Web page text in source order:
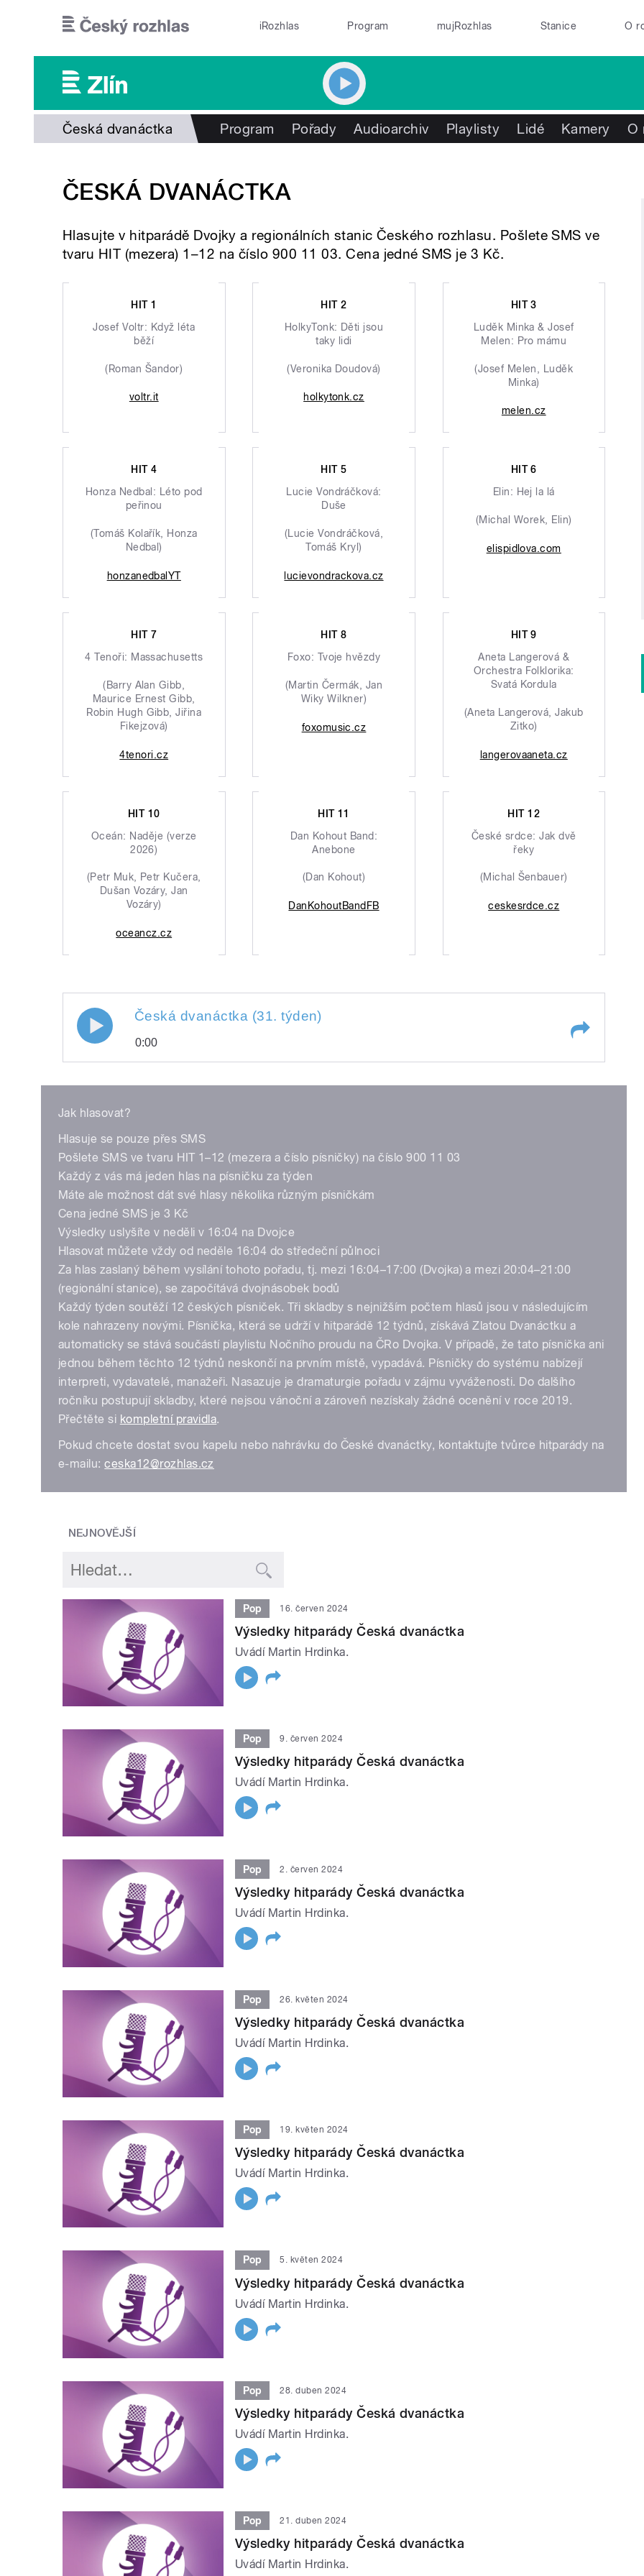
iRozhlas Program mujRozhlas Stanice O
Česká dvanáctka Program Pořady Audioarchiv Playlisty Lidé Kamery O
ČESKÁ DVANÁCTKA
Hlasujte v hitparádě Dvojky a regionálních stanic Českého rozhlasu. Pošlete SMS ve
tvaru HIT (mezera) 1–12 na číslo 900 11 03. Cena jedné SMS je 3 Kč.
HIT 1
Josef Voltr: Když léta
běží
(Roman Šandor)
voltr.it
HIT 2
HolkyTonk: Děti jsou
taky lidi
(Veronika Doudová)
holkytonk.cz
HIT 3
Luděk Minka & Josef
Melen: Pro mámu
(Josef Melen, Luděk
Minka)
melen.cz
HIT 4
Honza Nedbal: Léto pod
peřinou
(Tomáš Kolařík, Honza
Nedbal)
honzanedbalYT
HIT 5
Lucie Vondráčková:
Duše
(Lucie Vondráčková,
Tomáš Kryl)
lucievondrackova.cz
HIT 6
Elin: Hej la lá
(Michal Worek, Elin)
elispidlova.com
HIT 7
4 Tenoři: Massachusetts
(Barry Alan Gibb,
Maurice Ernest Gibb,
Robin Hugh Gibb, Jiřina
Fikejzová)
4tenori.cz
HIT 8
Foxo: Tvoje hvězdy
(Martin Čermák, Jan
Wiky Wilkner)
foxomusic.cz
HIT 9
Aneta Langerová &
Orchestra Folklorika:
Svatá Kordula
(Aneta Langerová, Jakub
Zitko)
langerovaaneta.cz
HIT 10
Oceán: Naděje (verze
2026)
(Petr Muk, Petr Kučera,
Dušan Vozáry, Jan
Vozáry)
oceancz.cz
HIT 11
Dan Kohout Band:
Anebone
(Dan Kohout)
DanKohoutBandFB
HIT 12
České srdce: Jak dvě
řeky
(Michal Šenbauer)
ceskesrdce.cz
pause
Česká dvanáctka (31. týden)
0:00
Jak hlasovat?
Hlasuje se pouze přes SMS
Pošlete SMS ve tvaru HIT 1–12 (mezera a číslo písničky) na číslo 900 11 03
Každý z vás má jeden hlas na písničku za týden
Máte ale možnost dát své hlasy několika různým písničkám
Cena jedné SMS je 3 Kč
Výsledky uslyšíte v neděli v 16:04 na Dvojce
Hlasovat můžete vždy od neděle 16:04 do středeční půlnoci
Za hlas zaslaný během vysílání tohoto pořadu, tj. mezi 16:04–17:00 (Dvojka) a mezi 20:04–21:00
(regionální stanice), se započítává dvojnásobek bodů
Každý týden soutěží 12 českých písniček. Tři skladby s nejnižším počtem hlasů jsou v následujícím
kole nahrazeny novými. Písnička, která se udrží v hitparádě 12 týdnů, získává Zlatou Dvanáctku a
automaticky se stává součástí playlistu Nočního proudu na ČRo Dvojka. V případě, že tato písnička ani
jednou během těchto 12 týdnů neskončí na prvním místě, vypadává. Písničky do systému nabízejí
interpreti, vydavatelé, manažeři. Nasazuje je dramaturgie pořadu v zájmu vyváženosti. Do dalšího
ročníku postupují skladby, které nejsou vánoční a zároveň nezískaly žádné ocenění v roce 2019.
Přečtěte si kompletní pravidla.
Pokud chcete dostat svou kapelu nebo nahrávku do České dvanáctky, kontaktujte tvůrce hitparády na
e-mailu:ceska12@rozhlas.cz
NEJNOVĚJŠÍ
Pop 16. červen 2024
Výsledky hitparády Česká dvanáctka
Uvádí Martin Hrdinka.
Pop 9. červen 2024
Výsledky hitparády Česká dvanáctka
Uvádí Martin Hrdinka.
Pop 2. červen 2024
Výsledky hitparády Česká dvanáctka
Uvádí Martin Hrdinka.
Pop 26. květen 2024
Výsledky hitparády Česká dvanáctka
Uvádí Martin Hrdinka.
Pop 19. květen 2024
Výsledky hitparády Česká dvanáctka
Uvádí Martin Hrdinka.
Pop 5. květen 2024
Výsledky hitparády Česká dvanáctka
Uvádí Martin Hrdinka.
Pop 28. duben 2024
Výsledky hitparády Česká dvanáctka
Uvádí Martin Hrdinka.
Pop 21. duben 2024
Výsledky hitparády Česká dvanáctka
Uvádí Martin Hrdinka.